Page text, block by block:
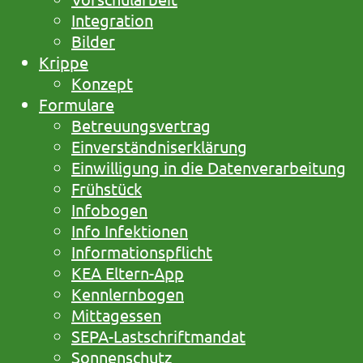
Integration
Bilder
Krippe
Konzept
Formulare
Betreuungsvertrag
Einverständniserklärung
Einwilligung in die Datenverarbeitung
Frühstück
Infobogen
Info Infektionen
Informationspflicht
KEA Eltern-App
Kennlernbogen
Mittagessen
SEPA-Lastschriftmandat
Sonnenschutz